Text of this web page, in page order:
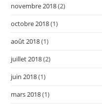
novembre 2018(2)
octobre 2018(1)
août 2018(1)
juillet 2018(2)
juin 2018(1)
mars 2018(1)